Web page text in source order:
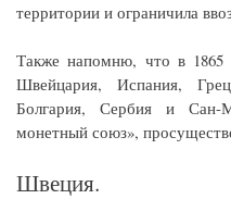
территории и ограничила
Также напомню, что в 1865
Швейцария, Испания,
Болгария, Сербия и Сан-
монетный союз»,
Швеция.